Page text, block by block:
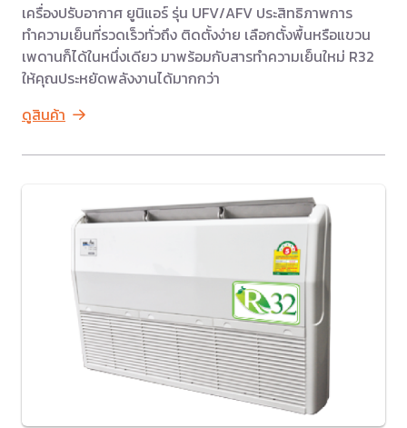
เครื่องปรับอากาศ ยูนิแอร์ รุ่น UFV/AFV ประสิทธิภาพการ
ทำความเย็นที่รวดเร็วทั่วถึง ติดตั้งง่าย เลือกตั้งพื้นหรือแขวน
เพดานก็ได้ในหนึ่งเดียว มาพร้อมกับสารทำความเย็นใหม่ R32
ให้คุณประหยัดพลังงานได้มากกว่า
ดูสินค้า